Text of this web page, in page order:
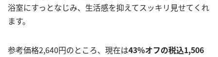
浴室にすっとなじみ、生活感を抑えてスッキリ見せてくれ
ます。
参考価格2,640円のところ、現在は43％オフの税込1,506